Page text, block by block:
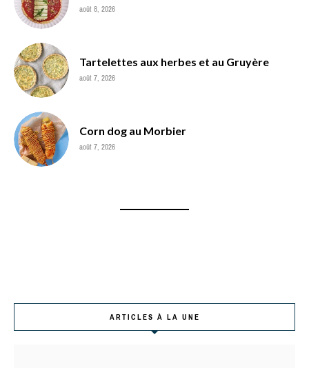
août 8, 2026
Tartelettes aux herbes et au Gruyère
août 7, 2026
Corn dog au Morbier
août 7, 2026
ARTICLES À LA UNE